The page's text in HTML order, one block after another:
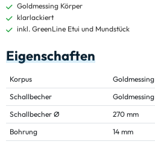
Goldmessing Körper
klarlackiert
inkl. GreenLine Etui und Mundstück
Eigenschaften
Korpus
Goldmessing
Schallbecher
Goldmessing
Schallbecher Ø
270 mm
Bohrung
14 mm